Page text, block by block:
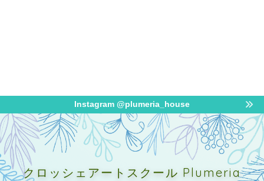
Instagram @plumeria_house
クロッシェアートスクール Plumeria